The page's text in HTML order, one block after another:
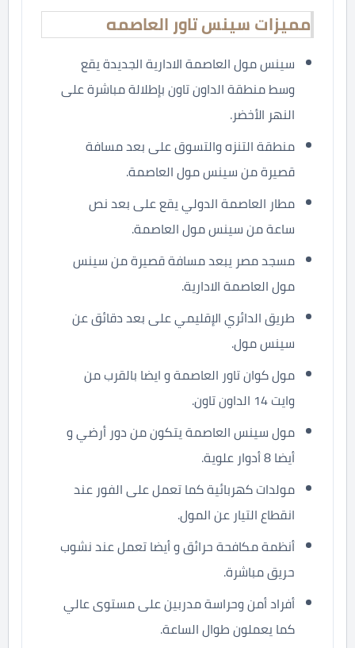
مميزات سينس تاور العاصمه
سينس مول العاصمة الادارية الجديدة يقع
وسط منطقة الداون تاون بإطلالة مباشرة على
النهر الأخضر.
منطقة التنزه والتسوق على بعد مسافة
قصيرة من سينس مول العاصمة.
مطار العاصمة الدولي يقع على بعد نص
ساعة من سينس مول العاصمة.
مسجد مصر يبعد مسافة قصيرة من سينس
مول العاصمة الادارية.
طريق الدائري الإقليمي على بعد دقائق عن
سينس مول.
مول كوان تاور العاصمة و ايضا بالقرب من
وايت 14 الداون تاون.
مول سينس العاصمة يتكون من دور أرضي و
أيضا 8 أدوار علوية.
مولدات كهربائية كما تعمل على الفور عند
انقطاع التيار عن المول.
أنظمة مكافحة حرائق و أيضا تعمل عند نشوب
حريق مباشرة.
أفراد أمن وحراسة مدربين على مستوى عالي
كما يعملون طوال الساعة.